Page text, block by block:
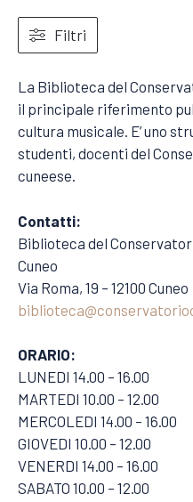
Filtri
La Biblioteca del
il principale riferimento
cultura musicale. E’ uno
studenti, docenti del
cuneese.
Contatti:
Biblioteca del
Cuneo
Via Roma, 19 – 12100 Cuneo
ORARIO:
LUNEDI 14.00 – 16.00
MARTEDI 10.00 – 12.00
MERCOLEDI 14.00 – 16.00
GIOVEDI 10.00 – 12.00
VENERDI 14.00 – 16.00
SABATO 10.00 – 12.00